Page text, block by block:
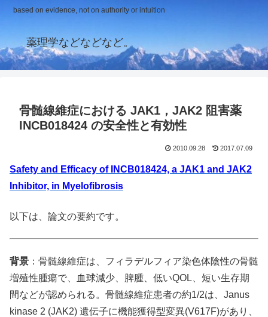
based on evidence, not on authority or intuition
薬理学などなどなど。
骨髄線維症における JAK1，JAK2 阻害薬
INCB018424 の安全性と有効性
2010.09.28 2017.07.09
Safety and Efficacy of INCB018424, a JAK1 and JAK2
Inhibitor, in Myelofibrosis
以下は、論文の要約です。
背景 ：骨髄線維症は、フィラデルフィア染色体陰性の骨髄
増殖性腫瘍で、血球減少、脾腫、低いQOL、短い生存期
間などが認められる。骨髄線維症患者の約1/2は、Janus
kinase 2 (JAK2) 遺伝子に機能獲得型変異(V617F)があり、